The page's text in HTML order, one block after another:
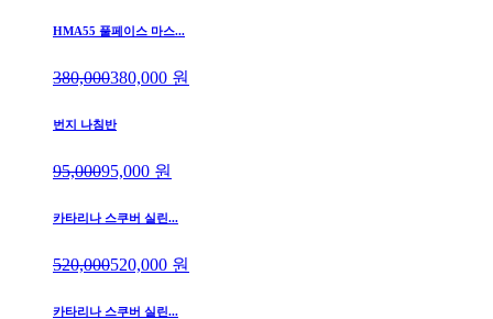
HMA55 풀페이스 마스...
380,000380,000 원
번지 나침반
95,00095,000 원
카타리나 스쿠버 실린...
520,000520,000 원
카타리나 스쿠버 실린...